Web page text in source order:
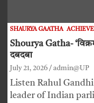
SHAURYA GAATHA
Shourya Gatha-
दबदबा
July 21, 2026 admin@UP
Listen Rahul
leader of Indian